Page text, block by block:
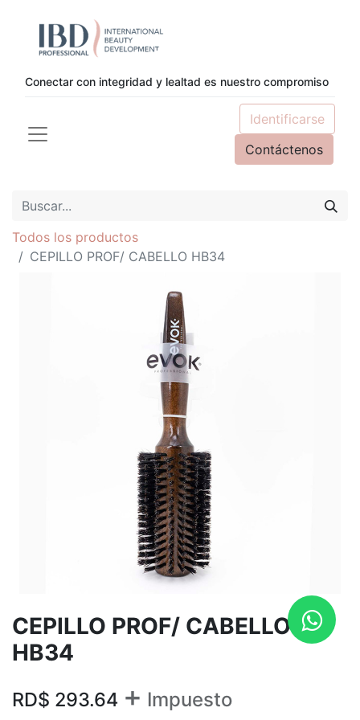
Conectar con integridad y lealtad es nuestro compromiso
Identificarse
Contáctenos
Todos los productos
CEPILLO PROF/ CABELLO HB34
CEPILLO PROF/ CABELLO
HB34
RD$ 293.64 + Impuesto